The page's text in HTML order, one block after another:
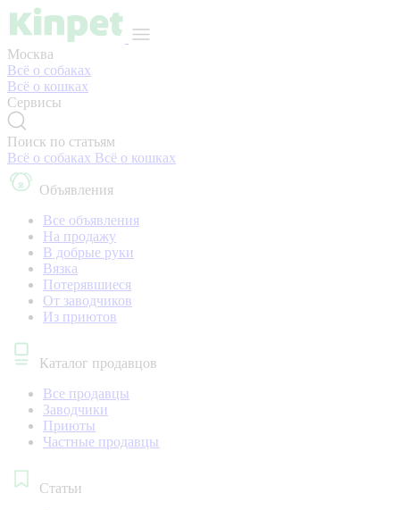
Москва
Всё о собаках
Всё о кошках
Сервисы
Поиск по статьям
Всё о собаках Всё о кошках
Объявления
Все объявления
На продажу
В добрые руки
Вязка
Потерявшиеся
От заводчиков
Из приютов
Каталог продавцов
Все продавцы
Заводчики
Приюты
Частные продавцы
Статьи